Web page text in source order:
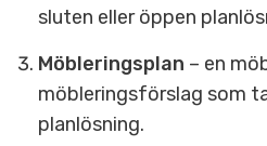
sluten eller öppen
Möbleringsplan – en
möbleringsförslag som
planlösning.